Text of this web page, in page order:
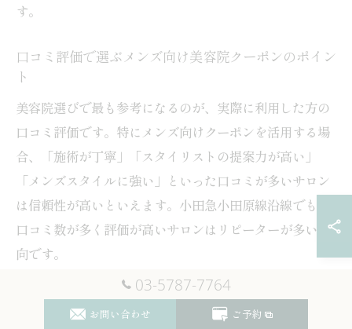
す。
口コミ評価で選ぶメンズ向け美容院クーポンのポイン
ト
美容院選びで最も参考になるのが、実際に利用した方の
口コミ評価です。特にメンズ向けクーポンを活用する場
合、「施術が丁寧」「スタイリストの提案力が高い」
「メンズスタイルに強い」といった口コミが多いサロン
は信頼性が高いといえます。小田急小田原線沿線でも、
口コミ数が多く評価が高いサロンはリピーターが多い傾
向です。
具体的なチェックポイントとしては、
カット技術やカウンセリングの満足度
03-5787-7764
お問い合わせ ご予約